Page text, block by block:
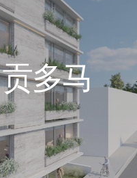
多马